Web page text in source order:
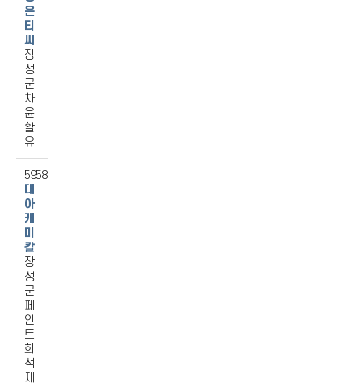
은
티
씨
장
성
군
차
윤
활
유
5958
대
아
캐
미
칼
장
성
군
페
인
트
희
석
제